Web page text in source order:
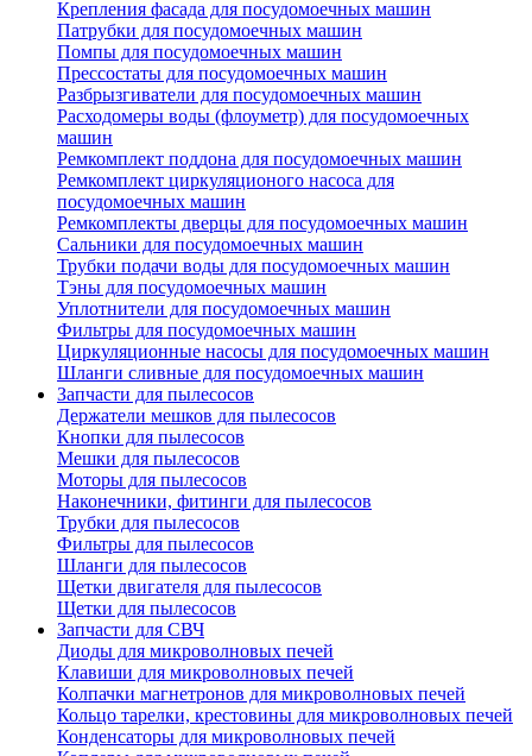
Крепления фасада для посудомоечных машин
Патрубки для посудомоечных машин
Помпы для посудомоечных машин
Прессостаты для посудомоечных машин
Разбрызгиватели для посудомоечных машин
Расходомеры воды (флоуметр) для посудомоечных
машин
Ремкомплект поддона для посудомоечных машин
Ремкомплект циркуляционого насоса для
посудомоечных машин
Ремкомплекты дверцы для посудомоечных машин
Сальники для посудомоечных машин
Трубки подачи воды для посудомоечных машин
Тэны для посудомоечных машин
Уплотнители для посудомоечных машин
Фильтры для посудомоечных машин
Циркуляционные насосы для посудомоечных машин
Шланги сливные для посудомоечных машин
Запчасти для пылесосов
Держатели мешков для пылесосов
Кнопки для пылесосов
Мешки для пылесосов
Моторы для пылесосов
Наконечники, фитинги для пылесосов
Трубки для пылесосов
Фильтры для пылесосов
Шланги для пылесосов
Щетки двигателя для пылесосов
Щетки для пылесосов
Запчасти для СВЧ
Диоды для микроволновых печей
Клавиши для микроволновых печей
Колпачки магнетронов для микроволновых печей
Кольцо тарелки, крестовины для микроволновых печей
Конденсаторы для микроволновых печей